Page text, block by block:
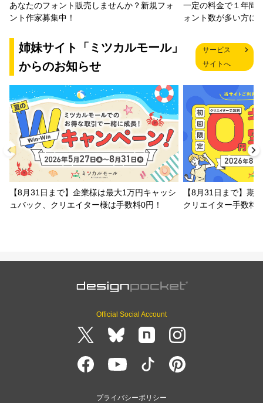
あなたのフォント販売しませんか？新規フォ
ント作家募集中！
一定の料金で１年間
ォント数が多い方に
姉妹サイト「ミツカルモール」
からのお知らせ
サービス
サイトへ
【8月31日まで】企業様は最大1万円キャッシ
ュバック、クリエイター様は手数料0円！
【8月31日まで】期
クリエイター手数料
Official Social Account
プライバシーポリシー